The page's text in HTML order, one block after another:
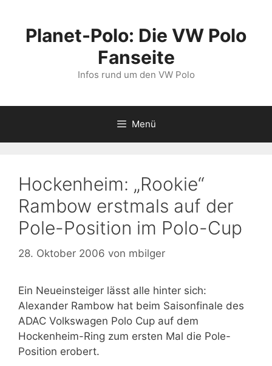
springenPlanet-Polo: Die VW Polo
Fanseite
Infos rund um den VW Polo
Menü
Hockenheim: „Rookie“
Rambow erstmals auf der
Pole-Position im Polo-Cup
28. Oktober 2006 von mbilger
Ein Neueinsteiger lässt alle hinter sich:
Alexander Rambow hat beim Saisonfinale des
ADAC Volkswagen Polo Cup auf dem
Hockenheim-Ring zum ersten Mal die Pole-
Position erobert.